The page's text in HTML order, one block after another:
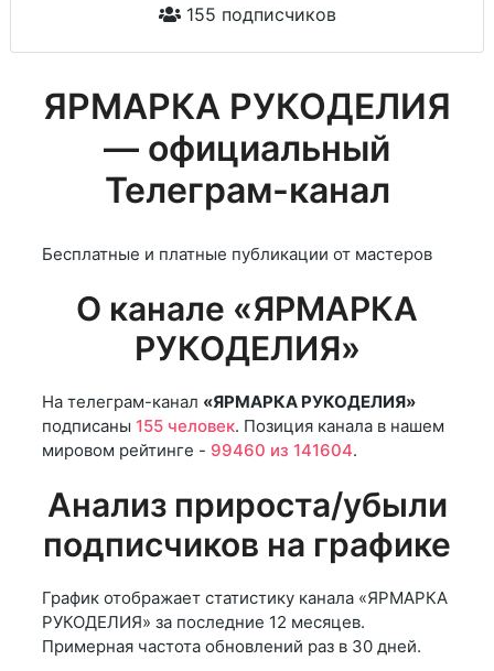
155 подписчиков
ЯРМАРКА РУКОДЕЛИЯ
— официальный
Телеграм-канал
Бесплатные и платные публикации от мастеров
О канале «ЯРМАРКА
РУКОДЕЛИЯ»
На телеграм-канал «ЯРМАРКА РУКОДЕЛИЯ»
подписаны 155 человек. Позиция канала в нашем
мировом рейтинге - 99460 из 141604.
Анализ прироста/убыли
подписчиков на графике
График отображает статистику канала «ЯРМАРКА
РУКОДЕЛИЯ» за последние 12 месяцев.
Примерная частота обновлений раз в 30 дней.